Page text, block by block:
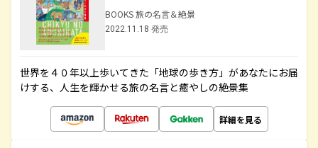
BOOKS 旅の名言＆絶景
2022.11.18 発売
世界を４０年以上歩いてきた「地球の歩き方」があなたにお届
けする、人生を輝かせる旅の名言と癒やしの絶景集
詳細を見る